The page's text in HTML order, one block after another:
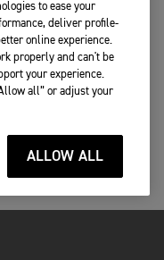
to ease your
deliver profile-
online experience.
properly and can't be
your experience.
all” or adjust your
ALLOW ALL